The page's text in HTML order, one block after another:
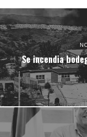
Se incendia